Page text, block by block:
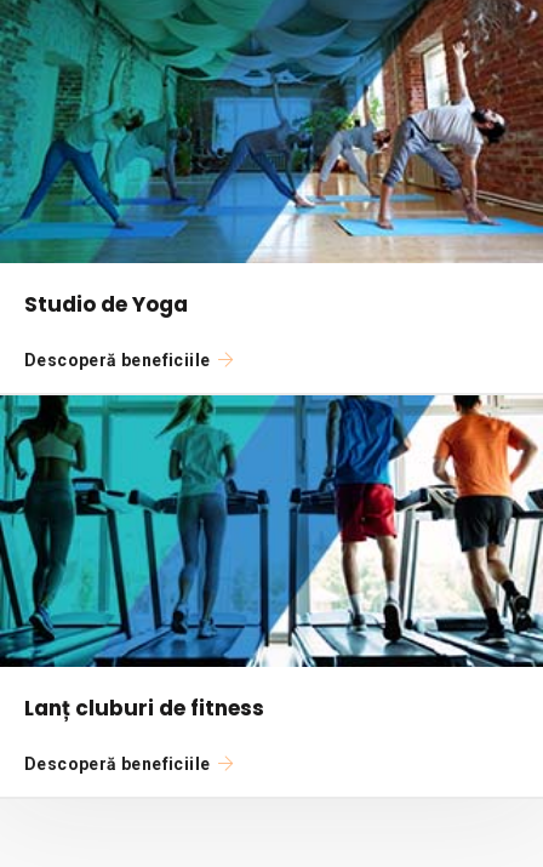
Studio de Yoga
Descoperă beneficiile
Lanț cluburi de fitness
Descoperă beneficiile